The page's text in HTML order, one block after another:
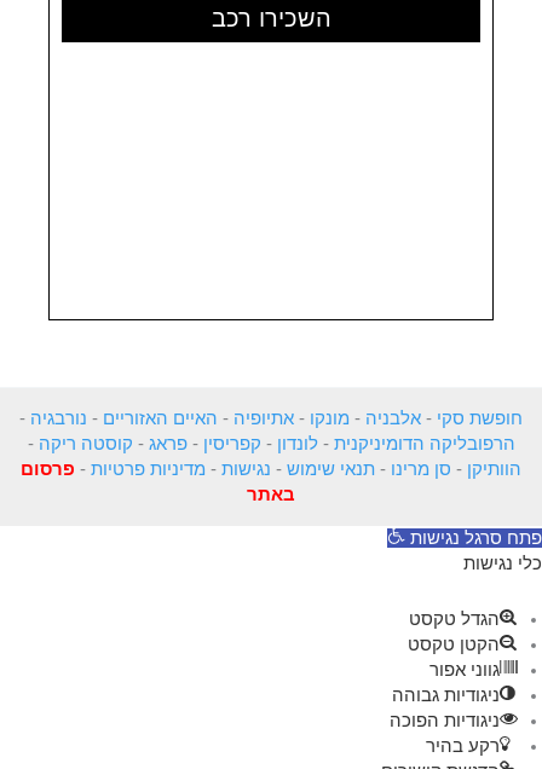
השכירו רכב
חופשת סקי - אלבניה - מונקו - אתיופיה - האיים האזוריים - נורבגיה -
הרפובליקה הדומיניקנית -לונדון - קפריסין -פראג - קוסטה ריקה -
הוותיקן - סן מרינו - תנאי שימוש - נגישות - מדיניות פרטיות - פרסום
באתר
פתח סרגל נגישות
כלי נגישות
הגדל טקסט
הקטן טקסט
גווני אפור
ניגודיות גבוהה
ניגודיות הפוכה
רקע בהיר